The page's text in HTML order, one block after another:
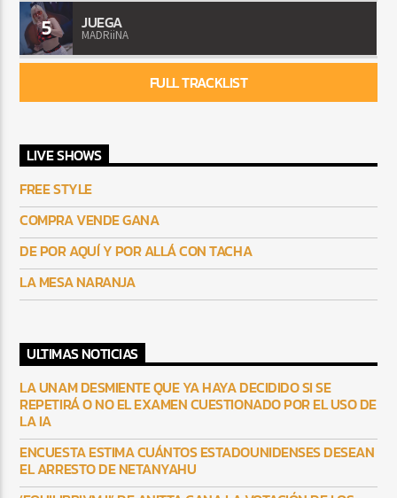
5 JUEGA
MADRiiNA
FULL TRACKLIST
LIVE SHOWS
FREE STYLE
COMPRA VENDE GANA
DE POR AQUÍ Y POR ALLÁ CON TACHA
LA MESA NARANJA
ULTIMAS NOTICIAS
LA UNAM DESMIENTE QUE YA HAYA DECIDIDO SI SE
REPETIRÁ O NO EL EXAMEN CUESTIONADO POR EL USO DE
LA IA
ENCUESTA ESTIMA CUÁNTOS ESTADOUNIDENSES DESEAN
EL ARRESTO DE NETANYAHU